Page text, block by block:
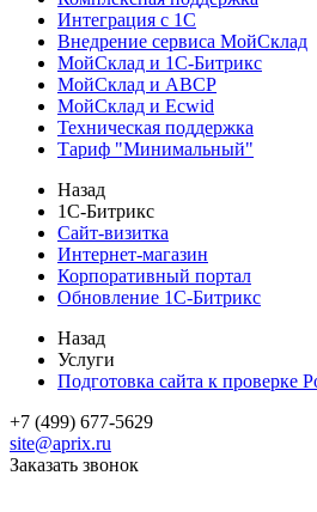
Интеграция с 1С
Внедрение сервиса МойСклад
МойСклад и 1С-Битрикс
МойСклад и ABCP
МойСклад и Ecwid
Техническая поддержка
Тариф "Минимальный"
Назад
1С-Битрикс
Сайт-визитка
Интернет-магазин
Корпоративный портал
Обновление 1С-Битрикс
Назад
Услуги
Подготовка сайта к проверке
+7 (499) 677-5629
site@aprix.ru
Заказать звонок